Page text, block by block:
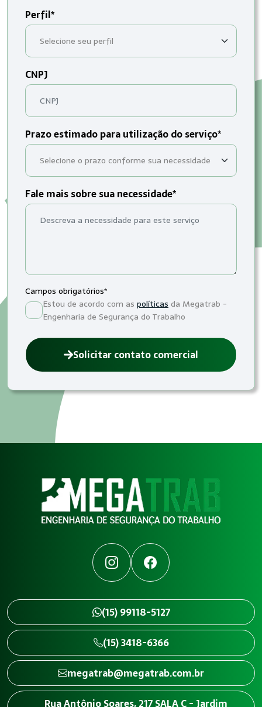
Perfil*
CNPJ
Prazo estimado para utilização do serviço*
Fale mais sobre sua necessidade*
Campos obrigatórios*
Estou de acordo com as políticas da Megatrab -
Engenharia de Segurança do Trabalho
Solicitar contato comercial
InstagramFacebook
(15) 99118-5127
(15) 3418-6366
megatrab@megatrab.com.br
Rua Antônio Soares, 217 SALA C - Jardim